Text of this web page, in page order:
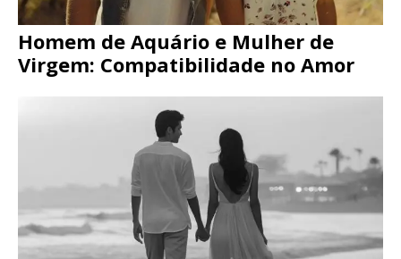
Homem de Aquário e Mulher de
Virgem: Compatibilidade no Amor